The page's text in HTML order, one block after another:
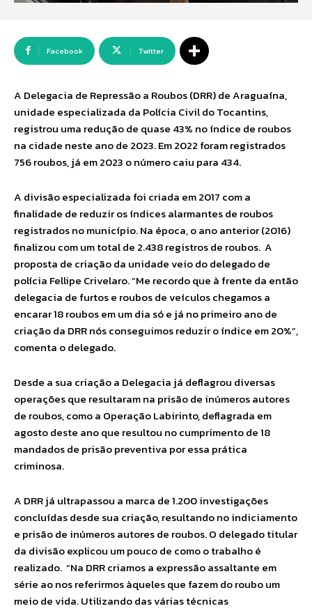
Facebook Twitter
A Delegacia de Repressão a Roubos (DRR) de Araguaína,
unidade especializada da Polícia Civil do Tocantins,
registrou uma redução de quase 43% no índice de roubos
na cidade neste ano de 2023. Em 2022 foram registrados
756 roubos, já em 2023 o número caiu para 434.
A divisão especializada foi criada em 2017 com a
finalidade de reduzir os índices alarmantes de roubos
registrados no município. Na época, o ano anterior (2016)
finalizou com um total de 2.438 registros de roubos. A
proposta de criação da unidade veio do delegado de
polícia Fellipe Crivelaro. “Me recordo que à frente da então
delegacia de furtos e roubos de veículos chegamos a
encarar 18 roubos em um dia só e já no primeiro ano de
criação da DRR nós conseguimos reduzir o índice em 20%”,
comenta o delegado.
Desde a sua criação a Delegacia já deflagrou diversas
operações que resultaram na prisão de inúmeros autores
de roubos, como a Operação Labirinto, deflagrada em
agosto deste ano que resultou no cumprimento de 18
mandados de prisão preventiva por essa prática
criminosa.
A DRR já ultrapassou a marca de 1.200 investigações
concluídas desde sua criação, resultando no indiciamento
e prisão de inúmeros autores de roubos. O delegado titular
da divisão explicou um pouco de como o trabalho é
realizado. “Na DRR criamos a expressão assaltante em
série ao nos referirmos àqueles que fazem do roubo um
meio de vida. Utilizando das várias técnicas